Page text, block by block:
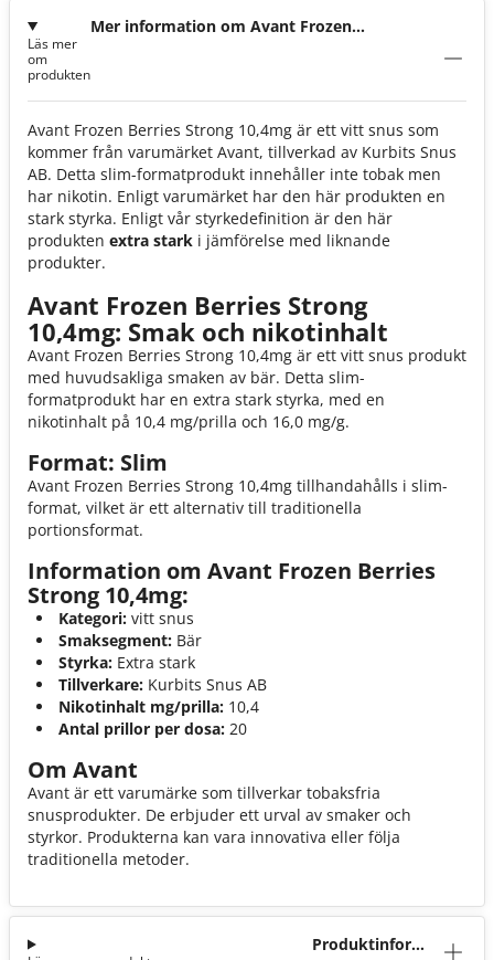
Mer information om Avant Frozen
Läs mer
om
produkten
Avant Frozen Berries Strong 10,4mg är ett vitt snus som
kommer från varumärket Avant, tillverkad av Kurbits Snus
AB. Detta slim-formatprodukt innehåller inte tobak men
har nikotin. Enligt varumärket har den här produkten en
stark styrka. Enligt vår styrkedefinition är den här
produkten extra stark i jämförelse med liknande
produkter.
Avant Frozen Berries Strong
10,4mg: Smak och nikotinhalt
Avant Frozen Berries Strong 10,4mg är ett vitt snus produkt
med huvudsakliga smaken av bär. Detta slim-
formatprodukt har en extra stark styrka, med en
nikotinhalt på 10,4 mg/prilla och 16,0 mg/g.
Format: Slim
Avant Frozen Berries Strong 10,4mg tillhandahålls i slim-
format, vilket är ett alternativ till traditionella
portionsformat.
Information om Avant Frozen Berries
Strong 10,4mg:
Kategori: vitt snus
Smaksegment: Bär
Styrka: Extra stark
Tillverkare: Kurbits Snus AB
Nikotinhalt mg/prilla: 10,4
Antal prillor per dosa: 20
Om Avant
Avant är ett varumärke som tillverkar tobaksfria
snusprodukter. De erbjuder ett urval av smaker och
styrkor. Produkterna kan vara innovativa eller följa
traditionella metoder.
Produktinforma